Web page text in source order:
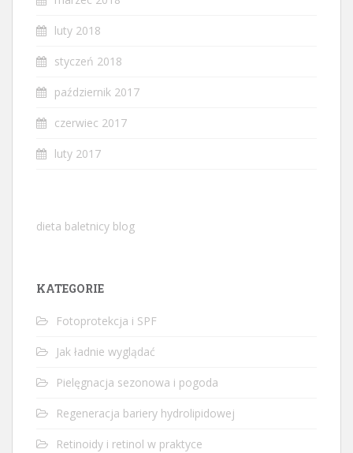
luty 2018
styczeń 2018
październik 2017
czerwiec 2017
luty 2017
dieta baletnicy blog
KATEGORIE
Fotoprotekcja i SPF
Jak ładnie wyglądać
Pielęgnacja sezonowa i pogoda
Regeneracja bariery hydrolipidowej
Retinoidy i retinol w praktyce